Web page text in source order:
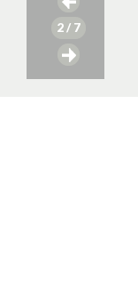
2/ 7